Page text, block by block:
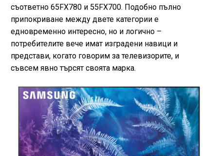
съответно 65FX780 и 55FX700. Подобно пълно
припокриване между двете категории е
едновременно интересно, но и логично –
потребителите вече имат изградени навици и
представи, когато говорим за телевизорите, и
съвсем явно търсят своята марка.